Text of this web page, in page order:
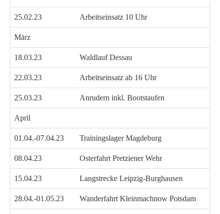
25.02.23 Arbeitseinsatz 10 Uhr
März
18.03.23 Waldlauf Dessau
22.03.23 Arbeitseinsatz ab 16 Uhr
25.03.23 Anrudern inkl. Bootstaufen
April
01.04.-07.04.23 Trainingslager Magdeburg
08.04.23 Osterfahrt Pretziener Wehr
15.04.23 Langstrecke Leipzig-Burghausen
28.04.-01.05.23 Wanderfahrt Kleinmachnow Potsdam